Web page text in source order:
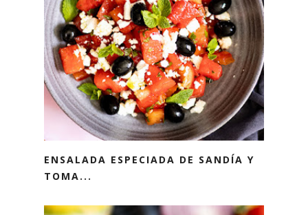
ENSALADA ESPECIADA DE SANDÍA Y
TOMA...